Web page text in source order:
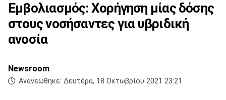
Εμβολιασμός: Χορήγηση μίας δόσης
στους νοσήσαντες για υβριδική
ανοσία
Newsroom
Ανανεώθηκε: Δευτέρα, 18 Οκτωβρίου 2021 23:21